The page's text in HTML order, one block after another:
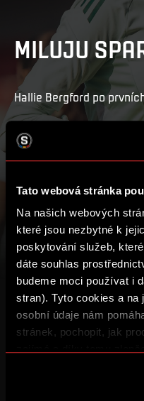
Tato webová stránka
Na našich webových
které jsou nezbytné k
poskytování služeb,
dáte souhlas
budeme moci používat i
stran). Tyto cookies a na
osobní údaje nám
stránek, pochopit, jak
reklamu na základě
MILUJU
Hallie Bergford po
DALŠÍ VIDEA